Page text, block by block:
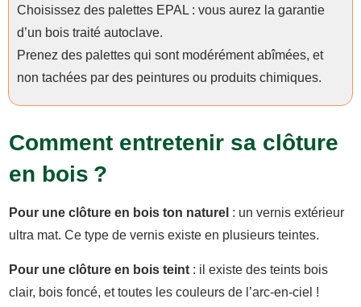
Choisissez des palettes EPAL : vous aurez la garantie
d’un bois traité autoclave.
Prenez des palettes qui sont modérément abîmées, et
non tachées par des peintures ou produits chimiques.
Comment entretenir sa clôture
en bois ?
Pour une clôture en bois ton naturel : un vernis extérieur
ultra mat. Ce type de vernis existe en plusieurs teintes.
Pour une clôture en bois teint : il existe des teints bois
clair, bois foncé, et toutes les couleurs de l’arc-en-ciel !